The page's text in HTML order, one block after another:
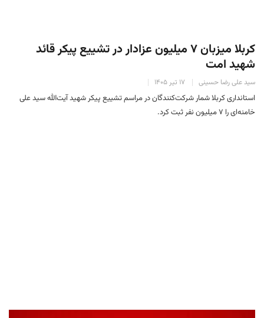
کربلا میزبان ۷ میلیون عزادار در تشییع پیکر قائد
شهید امت
سید علی رضا حسینی ۱۷ تیر ۱۴۰۵
استانداری کربلا شمار شرکت‌کنندگان در مراسم تشییع پیکر شهید آیت‌الله سید علی
خامنه‌ای را ۷ میلیون نفر ثبت کرد.